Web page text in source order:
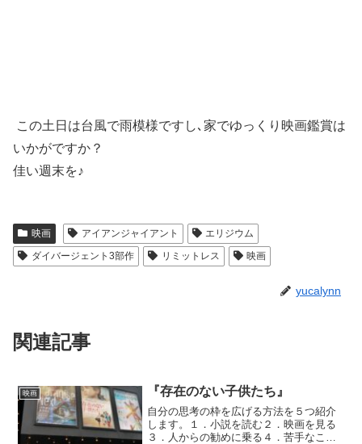
この土日は台風で雨模様ですし､家でゆっくり映画鑑賞は
いかがですか？
佳い週末を♪
映画 アイアンジャイアント
エリジウム
ダイバージェント3部作
リミットレス 映画
yucalynn
関連記事
映画 『存在のない子供たち』
自分の思考の枠を広げる方法を５つ紹介
します。１．小説を読む２．映画を見る
３．人からの勧めに乗る４．苦手なこと